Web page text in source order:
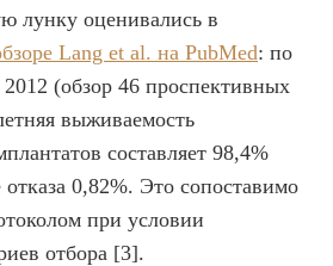
лунку оценивались в
Lang et al. на PubMed: по
(обзор 46 проспективных
выживаемость
составляет 98,4%
0,82%. Это сопоставимо
при условии
отбора [3].